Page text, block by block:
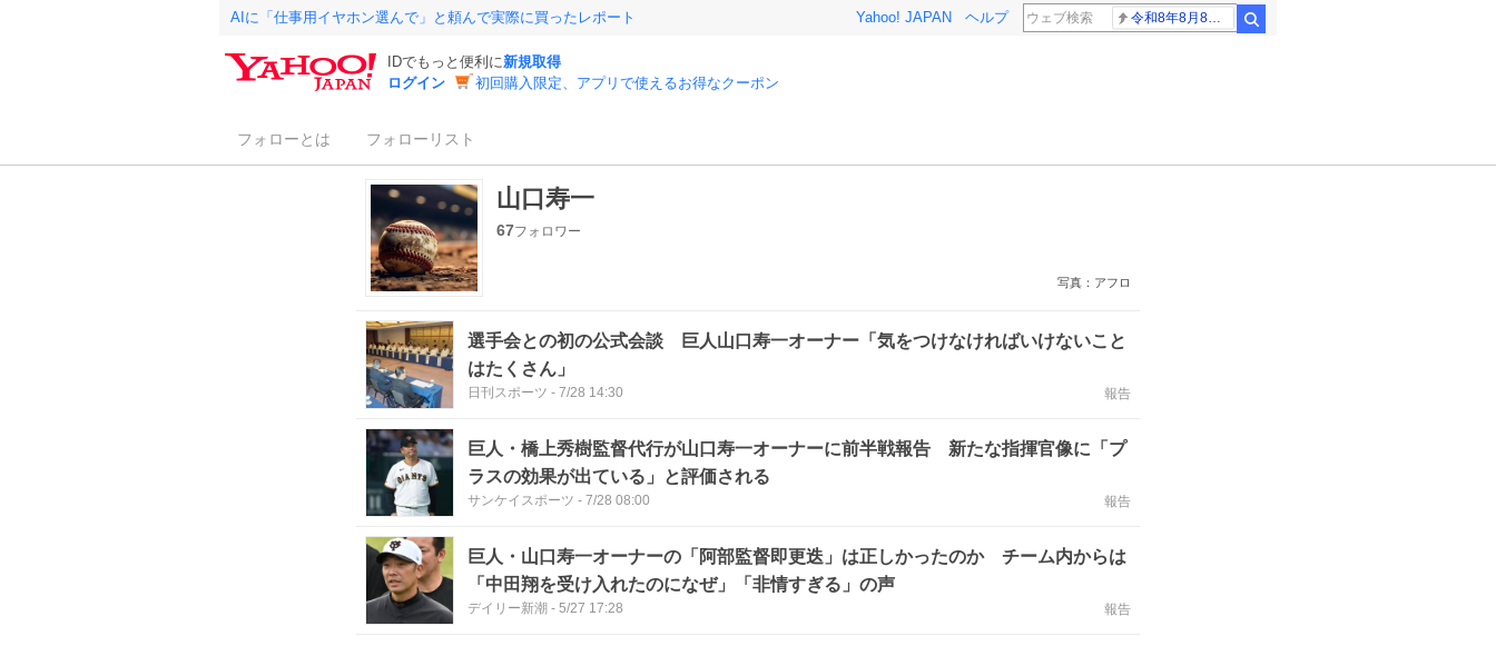
AIに「仕事用イヤホン選んで」と頼んで実際に買ったレポート Yahoo! JAPAN ヘルプ
IDでもっと便利に新規取得
ログイン
初回購入限定、アプリで使えるお得なクーポン
フォローとは フォローリスト
山口寿一
67フォロワー
写真：アフロ
選手会との初の公式会談 巨人山口寿一オーナー「気をつけなければいけないこと
はたくさん」
日刊スポーツ - 7/28 14:30 報告
巨人・橋上秀樹監督代行が山口寿一オーナーに前半戦報告 新たな指揮官像に「プ
ラスの効果が出ている」と評価される
サンケイスポーツ - 7/28 08:00 報告
巨人・山口寿一オーナーの「阿部監督即更迭」は正しかったのか チーム内からは
「中田翔を受け入れたのになぜ」「非情すぎる」の声
デイリー新潮 - 5/27 17:28 報告